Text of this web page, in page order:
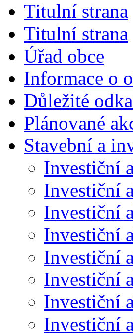
Titulní strana
Titulní strana
Úřad obce
Informace o
Důležité
Plánované
Stavební a
Investiční
Investiční
Investiční
Investiční
Investiční
Investiční
Investiční
Investiční